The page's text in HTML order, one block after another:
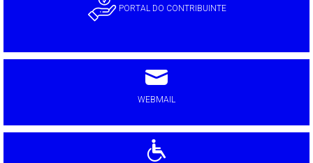
PORTAL DO CONTRIBUINTE
WEBMAIL